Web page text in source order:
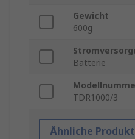
Gewicht
600g
Batterie
TDR1000/3
Ähnliche